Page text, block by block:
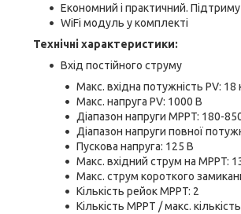
Економний і практичний.
WiFi модуль у комплекті
Технічні характеристики:
Вхід постійного струму
Макс. вхідна потужність PV: 18
Макс. напруга PV: 1000 В
Діапазон напруги MPPT: 180-
Діапазон напруги повної
Пускова напруга: 125 В
Макс. вхідний струм на MPPT:
Макс. струм короткого
Кількість рейок MPPT: 2
Кількість MPPT / макс.